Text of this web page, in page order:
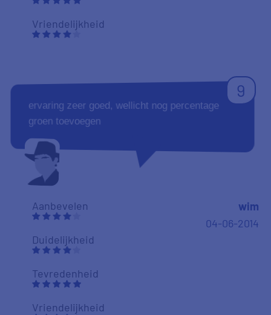
Vriendelijkheid
9
ervaring zeer goed, wellicht nog percentage
groen toevoegen
Aanbevelen
Duidelijkheid
Tevredenheid
Vriendelijkheid
wim
04-06-2014